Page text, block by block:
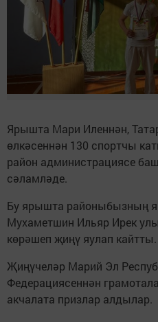
Ярышта Мари Иленнән,
өлкәсеннән 130 спортчы
район администрациясе
сәламләде.
Бу ярышта районыбызның
Мухаметшин Ильяр Ирек
көрәшеп җиңү яулап кайтты.
Җиңүчеләр Марий Эл
Федерациясеннән
акчалата призлар алдылар.